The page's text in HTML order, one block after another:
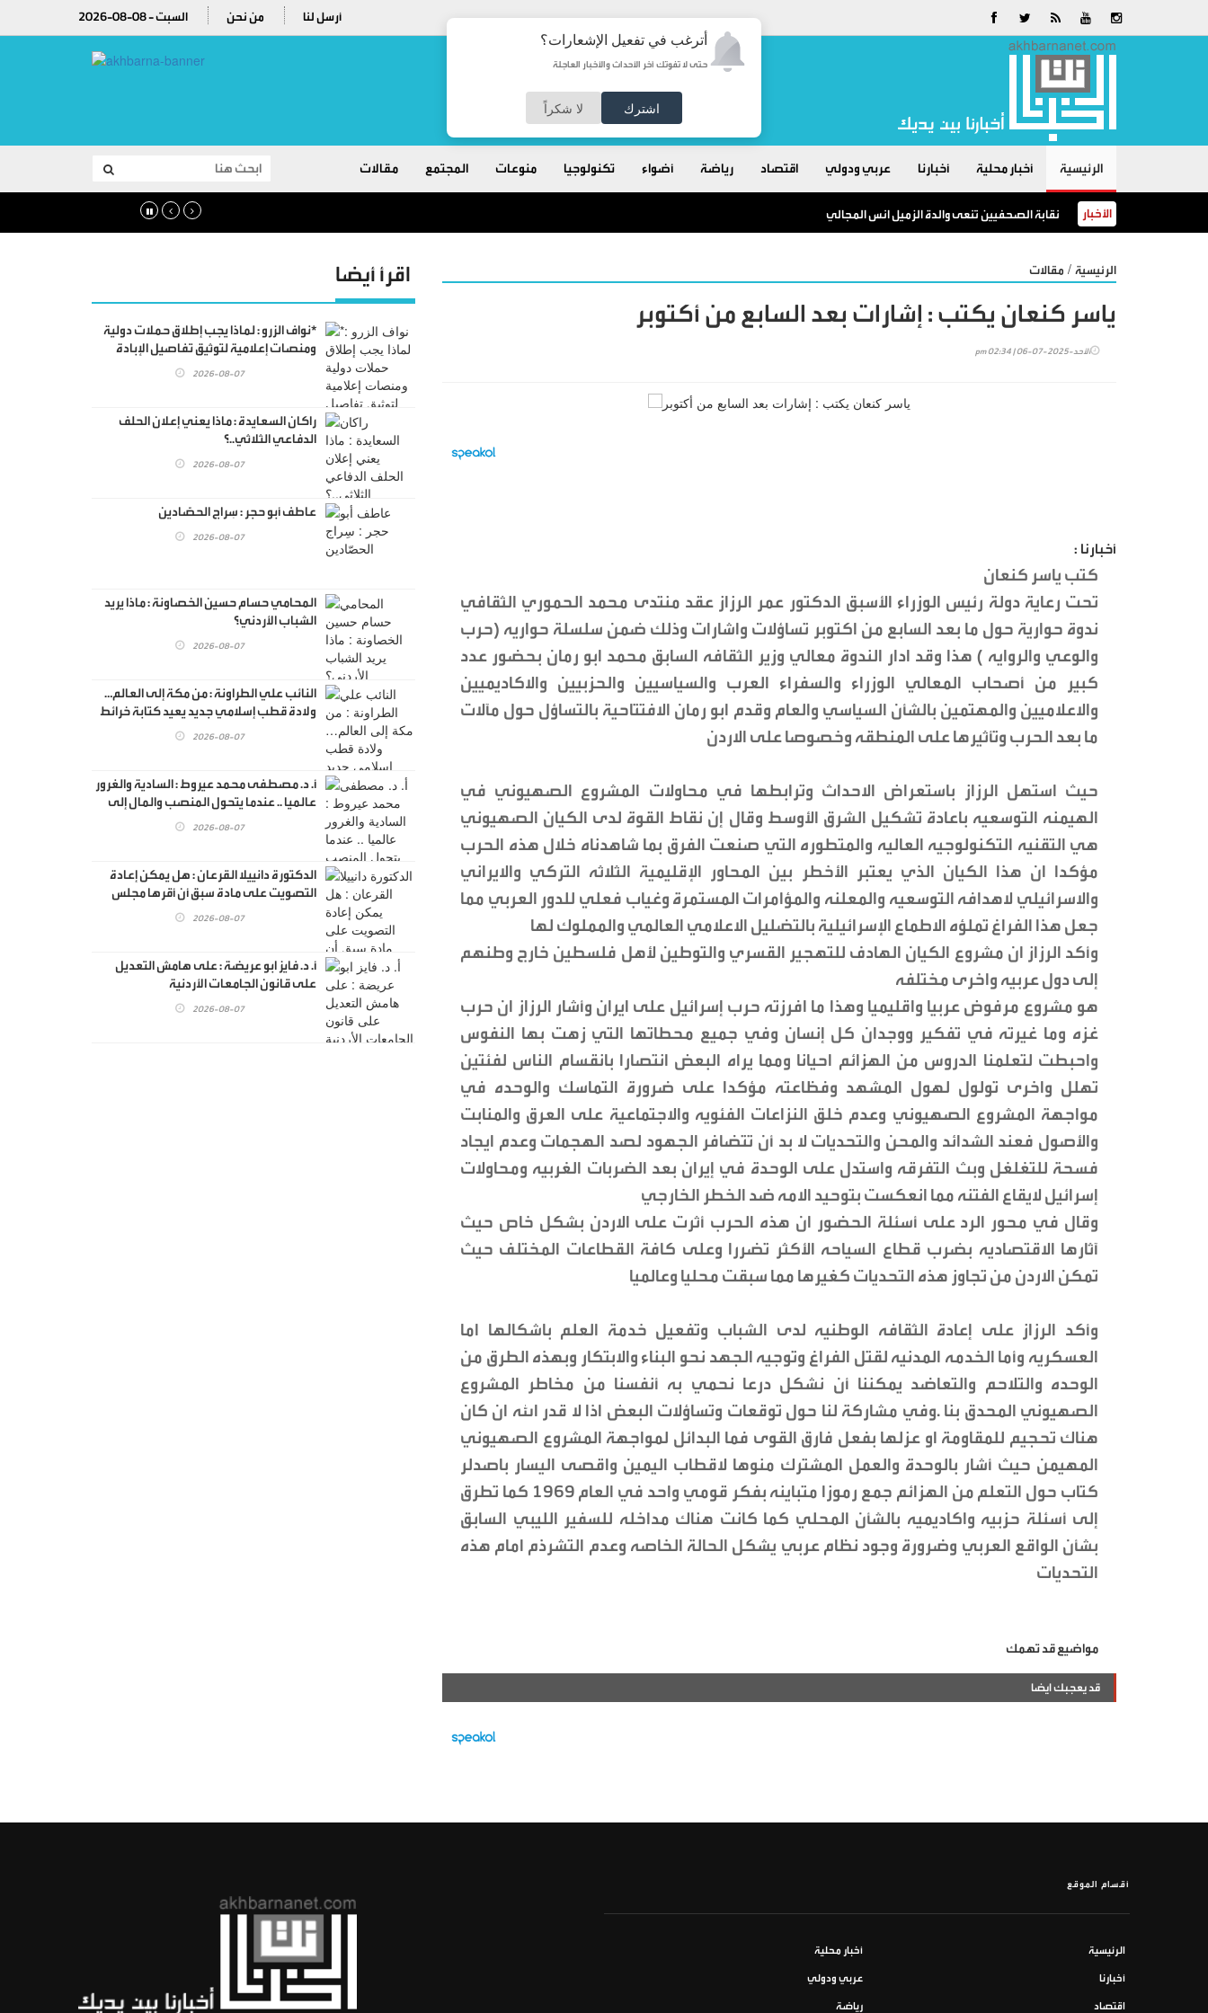
أترغب في تفعيل الإشعارات؟
حتى لا تفوتك آخر الأحداث والأخبار العاجلة
اشترك لا شكراً
2026-08-08 - السبت من نحن أرسل لنا
الرئيسية أخبار محلية أخبارنا عربي ودولي اقتصاد رياضة أضواء تكنولوجيا منوعات المجتمع مقالات
الأخبار نقابة الصحفيين تنعى والدة الزميل انس المجالي
الرئيسية / مقالات
ياسر كنعان يكتب : إشارات بعد السابع من أكتوبر
الأحد-2025-07-06 | 02:34 pm
أخبارنا :
كتب ياسر كنعان
تحت رعاية دولة رئيس الوزراء الأسبق الدكتور عمر الرزاز عقد منتدى محمد الحموري الثقافي
ندوة حوارية حول ما بعد السابع من اكتوبر تساؤلات واشارات وذلك ضمن سلسلة حواريه (حرب
والوعي والروايه ) هذا وقد ادار الندوة معالي وزير الثقافه السابق محمد ابو رمان بحضور عدد
كبير من أصحاب المعالي الوزراء والسفراء العرب والسياسيين والحزبيين والاكاديميين
والاعلاميين والمهتمين بالشأن السياسي والعام وقدم ابو رمان الافتتاحية بالتساؤل حول مآلات
ما بعد الحرب وتأثيرها على المنطقه وخصوصا على الاردن
حيث استهل الرزاز باستعراض الاحداث وترابطها في محاولات المشروع الصهيوني في
الهيمنه التوسعيه باعادة تشكيل الشرق الأوسط وقال إن نقاط القوة لدى الكيان الصهيوني
هي التقنيه التكنولوجيه العاليه والمتطوره التي صنعت الفرق بما شاهدناه خلال هذه الحرب
مؤكدا ان هذا الكيان الذي يعتبر الأخطر بين المحاور الإقليمية الثلاثه التركي والايراني
والاسرائيلي لاهدافه التوسعيه والمعلنه والمؤامرات المستمرة وغياب فعلي للدور العربي مما
جعل هذا الفراغ تملؤه الاطماع الإسرائيلية بالتضليل الاعلامي العالمي والمملوك لها
وأكد الرزاز ان مشروع الكيان الهادف للتهجير القسري والتوطين لأهل فلسطين خارج وطنهم
إلى دول عربيه واخرى مختلفه
هو مشروع مرفوض عربيا واقليميا وهذا ما افرزته حرب إسرائيل على ايران وأشار الرزاز ان حرب
غزه وما غيرته في تفكير ووجدان كل إنسان وفي جميع محطاتها التي زهت بها النفوس
واحبطت لتعلمنا الدروس من الهزائم احيانا ومما يراه البعض انتصارا بانقسام الناس لفئتين
تهلل واخرى تولول لهول المشهد وفظاعته مؤكدا على ضرورة التماسك والوحده في
مواجهة المشروع الصهيوني وعدم خلق النزاعات الفئويه والاجتماعية على العرق والمنابت
والأصول فعند الشدائد والمحن والتحديات لا بد أن تتضافر الجهود لصد الهجمات وعدم ايجاد
فسحة للتغلغل وبث التفرقه واستدل على الوحدة في إيران بعد الضربات الغربيه ومحاولات
إسرائيل لايقاع الفتنه مما انعكست بتوحيد الامه ضد الخطر الخارجي
وقال في محور الرد على أسئلة الحضور ان هذه الحرب أثرت على الاردن بشكل خاص حيث
آثارها الاقتصاديه بضرب قطاع السياحه الأكثر تضررا وعلى كافة القطاعات المختلف حيث
تمكن الاردن من تجاوز هذه التحديات كغيرها مما سبقت محليا وعالميا
وأكد الرزاز على إعادة الثقافه الوطنيه لدى الشباب وتفعيل خدمة العلم باشكالها اما
العسكريه وأما الخدمه المدنيه لقتل الفراغ وتوجيه الجهد نحو البناء والابتكار وبهذه الطرق من
الوحده والتلاحم والتعاضد يمكننا أن نشكل درعا نحمي به أنفسنا من مخاطر المشروع
الصهيوني المحدق بنا .وفي مشاركة لنا حول توقعات وتساؤلات البعض اذا لا قدر الله ان كان
هناك تحجيم للمقاومة او عزلها بفعل فارق القوى فما البدائل لمواجهة المشروع الصهيوني
المهيمن حيث أشار بالوحدة والعمل المشترك منوها لاقطاب اليمين واقصى اليسار باصدلر
كتاب حول التعلم من الهزائم جمع رموزا متباينه بفكر قومي واحد في العام ١٩٦٩ كما تطرق
إلى أسئلة حزبيه واكاديميه بالشأن المحلي كما كانت هناك مداخله للسفير الليبي السابق
بشأن الواقع العربي وضرورة وجود نظام عربي يشكل الحالة الخاصه وعدم التشرذم امام هذه
التحديات
مواضيع قد تهمك
قد يعجبك ايضا
اقرأ أيضا
*نواف الزرو : لماذا يجب إطلاق حملات دولية
ومنصات إعلامية لتوثيق تفاصيل الإبادة
الصهيونية الإجرامية التي لم يسبق لها مثيل
2026-08-07
راكان السعايدة : ماذا يعني إعلان الحلف
الدفاعي الثلاثي..؟
2026-08-07
عاطف أبو حجر : سِراج الحصّادين
2026-08-07
المحامي حسام حسين الخصاونة : ماذا يريد
الشباب الأردني؟
2026-08-07
النائب علي الطراونة : من مكة إلى العالم…
ولادة قطب إسلامي جديد يعيد كتابة خرائط
2026-08-07
أ. د. مصطفى محمد عيروط : السادية والغرور
عالميا .. عندما يتحول المنصب والمال إلى
2026-08-07
الدكتورة دانييلا القرعان : هل يمكن إعادة
التصويت على مادة سبق أن أقرها مجلس
النواب؟ قراءة قانونية ؟
2026-08-07
أ. د. فايز ابو عريضة : على هامش التعديل
على قانون الجامعات الأردنية
2026-08-07
أقسام الموقع
الرئيسية أخبار محلية
أخبارنا عربي ودولي
اقتصاد رياضة